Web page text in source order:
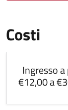
Costi
Ingresso
€12,00 a